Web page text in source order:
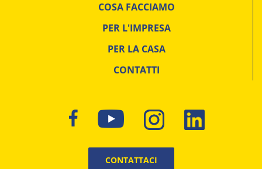
COSA FACCIAMO
PER L'IMPRESA
PER LA CASA
CONTATTI
CONTATTACI